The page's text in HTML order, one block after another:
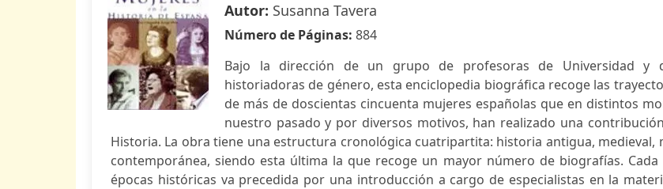
Autor: Susanna Tavera
Número de Páginas: 884
Bajo la dirección de un grupo de profesoras de Universidad y
historiadoras de género, esta enciclopedia biográfica recoge las
de más de doscientas cincuenta mujeres españolas que en distintos
nuestro pasado y por diversos motivos, han realizado una
Historia. La obra tiene una estructura cronológica cuatripartita: historia antigua, medieval,
contemporánea, siendo esta última la que recoge un mayor número de biografías. Cada
épocas históricas va precedida por una introducción a cargo de especialistas en la